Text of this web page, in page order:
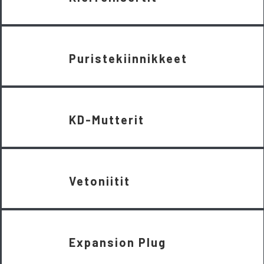
Puristekiinnikkeet
KD-Mutterit
Vetoniitit
Expansion Plug